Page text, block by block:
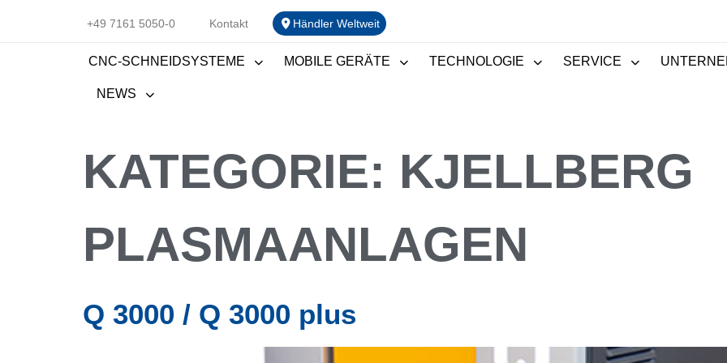
+49 7161 5050-0 Kontakt Händler Weltweit
CNC-SCHNEIDSYSTEME MOBILE GERÄTE TECHNOLOGIE SERVICE
NEWS
KATEGORIE: KJELLBERG
PLASMAANLAGEN
Q 3000 / Q 3000 plus